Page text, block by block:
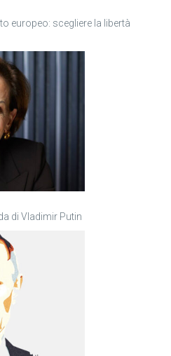
europeo: scegliere la libertà
di Vladimir Putin